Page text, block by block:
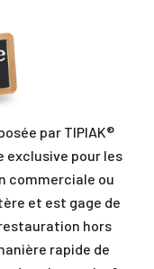
par TIPIAK®
exclusive pour les
commerciale ou
et est gage de
hors
rapide de